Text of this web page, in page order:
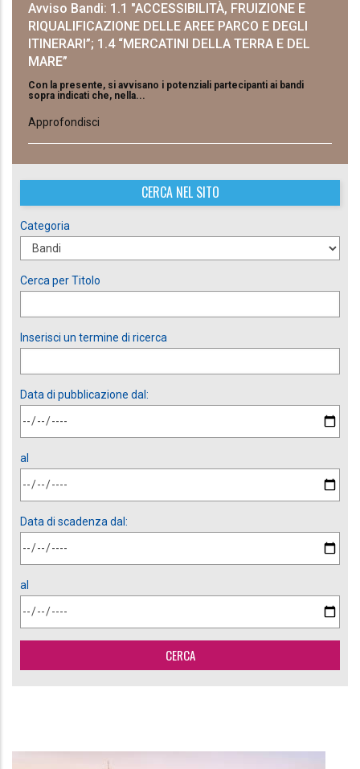
Avviso Bandi: 1.1 "ACCESSIBILITÀ, FRUIZIONE E
RIQUALIFICAZIONE DELLE AREE PARCO E DEGLI
ITINERARI”; 1.4 “MERCATINI DELLA TERRA E DEL
MARE”
Con la presente, si avvisano i potenziali partecipanti ai bandi
sopra indicati che, nella...
Approfondisci
CERCA NEL SITO
Categoria
Cerca per Titolo
Inserisci un termine di ricerca
Data di pubblicazione dal:
al
Data di scadenza dal:
al